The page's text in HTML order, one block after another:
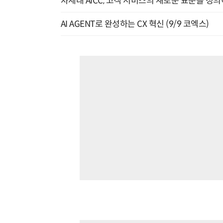
AI AGENT로 완성하는 CX 혁신 (9/9 코엑스)